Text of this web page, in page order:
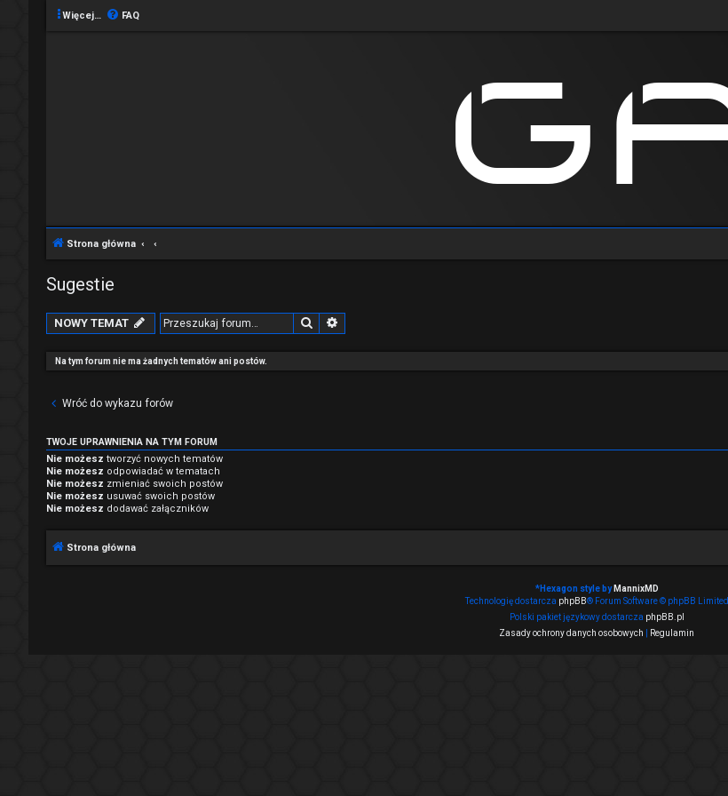
Więcej… FAQ
Strona główna
Sugestie
NOWY TEMAT Szukaj
Na tym forum nie ma żadnych tematów ani postów.
Wróć do wykazu forów
TWOJE UPRAWNIENIA NA TYM FORUM
Nie możesz tworzyć nowych tematów
Nie możesz odpowiadać w tematach
Nie możesz zmieniać swoich postów
Nie możesz usuwać swoich postów
Nie możesz dodawać załączników
Strona główna
*Hexagon style by MannixMD
Technologię dostarcza phpBB® Forum Software © phpBB Limited
Polski pakiet językowy dostarcza phpBB.pl
Zasady ochrony danych osobowych
Regulamin